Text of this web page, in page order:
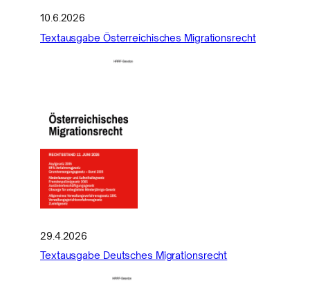
10.6.2026
Textausgabe Österreichisches Migrationsrecht
29.4.2026
Textausgabe Deutsches Migrationsrecht